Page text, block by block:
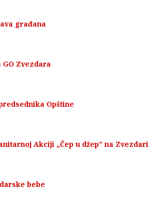
građana
Zvezdara
Opštine
Akciji „Čep u džep” na Zvezdari
bebe